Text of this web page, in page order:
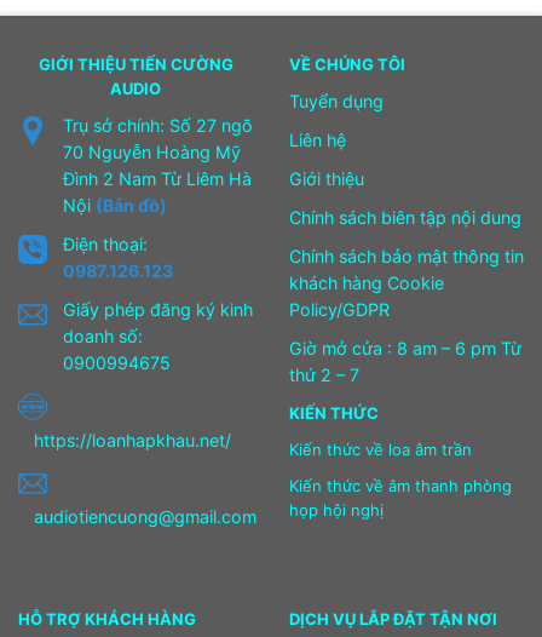
GIỚI THIỆU TIẾN CƯỜNG
AUDIO
Trụ sở chính: Số 27 ngõ
70 Nguyễn Hoàng Mỹ
Đình 2 Nam Từ Liêm Hà
Nội (Bản đồ)
Điện thoại:
0987.126.123
Giấy phép đăng ký kinh
doanh số:
0900994675
https://loanhapkhau.net/
audiotiencuong@gmail.com
VỀ CHÚNG TÔI
Tuyển dụng
Liên hệ
Giới thiệu
Chính sách biên tập nội dung
Chính sách bảo mật thông tin
khách hàng Cookie
Policy/GDPR
Giờ mở cửa : 8 am – 6 pm Từ
thứ 2 – 7
KIẾN THỨC
Kiến thức về loa âm trần
Kiến thức về âm thanh phòng
họp hội nghị
HỖ TRỢ KHÁCH HÀNG
DỊCH VỤ LẮP ĐẶT TẬN NƠI